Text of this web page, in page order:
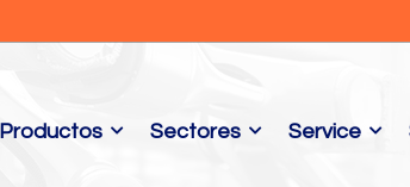
Productos Sectores Service